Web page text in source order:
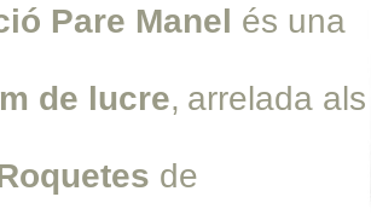
Pare Manel és una
de lucre, arrelada als
de